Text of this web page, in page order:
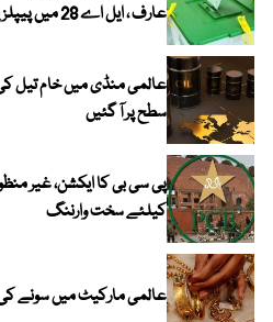
عارف ، ایل اے 28 میں پیپلز پارٹی کے بازل نقوی کامیاب
عالمی منڈی میں خام تیل
سطح پر آ گئیں
پی سی بی کا ایکشن، غیر
کیلئے سخت وارننگ
عالمی مارکیٹ میں سونے